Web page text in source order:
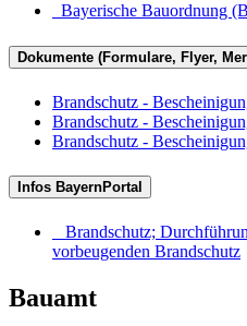
Bayerische Bauordnung
Dokumente (Formulare, Flyer,
Brandschutz -
Brandschutz -
Brandschutz -
Infos BayernPortal
Brandschutz;
vorbeugenden Brandschutz
Bauamt